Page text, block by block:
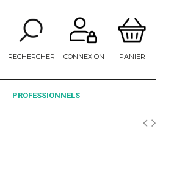
RECHERCHER CONNEXION PANIER
PROFESSIONNELS